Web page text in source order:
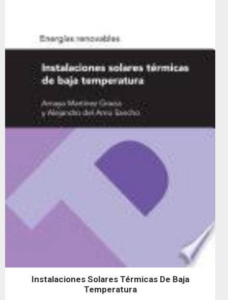
Instalaciones Solares Térmicas De Baja
Temperatura